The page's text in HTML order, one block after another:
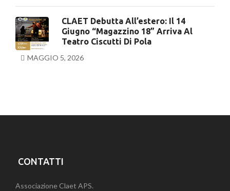
CLAET Debutta All’estero: Il 14
Giugno “Magazzino 18” Arriva Al
Teatro Ciscutti Di Pola
MAGGIO 5, 2026
CONTATTI
Associazione Claet APS.